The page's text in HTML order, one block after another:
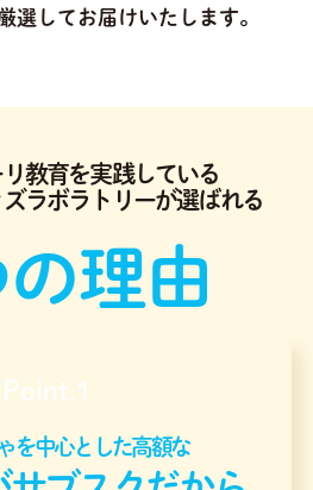
選してお届けいたします。
教育を実践している
ラボラトリーが選ばれる
理由
Point.1
を中心とした高額な